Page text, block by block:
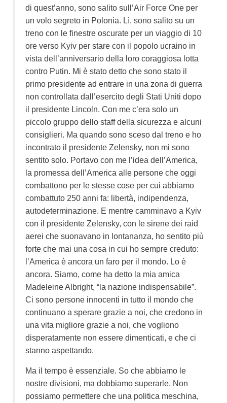
di quest’anno, sono salito sull’Air Force One per
un volo segreto in Polonia. Lì, sono salito su un
treno con le finestre oscurate per un viaggio di 10
ore verso Kyiv per stare con il popolo ucraino in
vista dell’anniversario della loro coraggiosa lotta
contro Putin. Mi è stato detto che sono stato il
primo presidente ad entrare in una zona di guerra
non controllata dall’esercito degli Stati Uniti dopo
il presidente Lincoln. Con me c’era solo un
piccolo gruppo dello staff della sicurezza e alcuni
consiglieri. Ma quando sono sceso dal treno e ho
incontrato il presidente Zelensky, non mi sono
sentito solo. Portavo con me l’idea dell’America,
la promessa dell’America alle persone che oggi
combattono per le stesse cose per cui abbiamo
combattuto 250 anni fa: libertà, indipendenza,
autodeterminazione. E mentre camminavo a Kyiv
con il presidente Zelensky, con le sirene dei raid
aerei che suonavano in lontananza, ho sentito più
forte che mai una cosa in cui ho sempre creduto:
l’America è ancora un faro per il mondo. Lo è
ancora. Siamo, come ha detto la mia amica
Madeleine Albright, “la nazione indispensabile”.
Ci sono persone innocenti in tutto il mondo che
continuano a sperare grazie a noi, che credono in
una vita migliore grazie a noi, che vogliono
disperatamente non essere dimenticati, e che ci
stanno aspettando.
Ma il tempo è essenziale. So che abbiamo le
nostre divisioni, ma dobbiamo superarle. Non
possiamo permettere che una politica meschina,